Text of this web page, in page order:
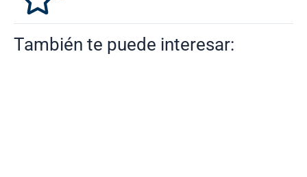
También te puede interesar: